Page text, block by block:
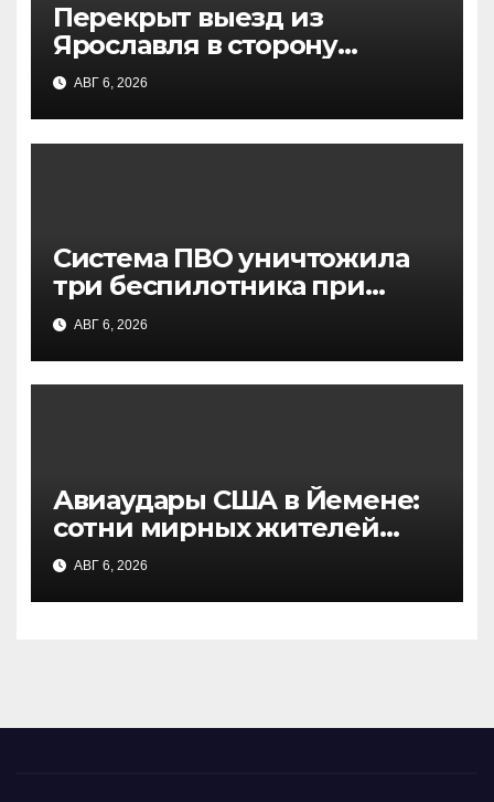
Перекрыт выезд из
Ярославля в сторону
Москвы: атака БПЛА,
движение остановлено
АВГ 6, 2026
Система ПВО уничтожила
три беспилотника при
попытке атаки на Москву —
заявление Собянина
АВГ 6, 2026
Авиаудары США в Йемене:
сотни мирных жителей
стали жертвами, данные
NBC
АВГ 6, 2026